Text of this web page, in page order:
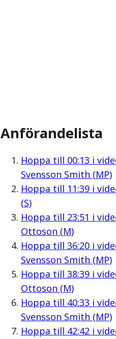
Anförandelista
Hoppa till 00:13 i
Svensson Smith (MP)
Hoppa till 11:39i
(S)
Hoppa till 23:51 i
Ottoson (M)
Hoppa till 36:20i
Svensson Smith (MP)
Hoppa till 38:39i
Ottoson (M)
Hoppa till 40:33 i
Svensson Smith (MP)
Hoppa till 42:42 i